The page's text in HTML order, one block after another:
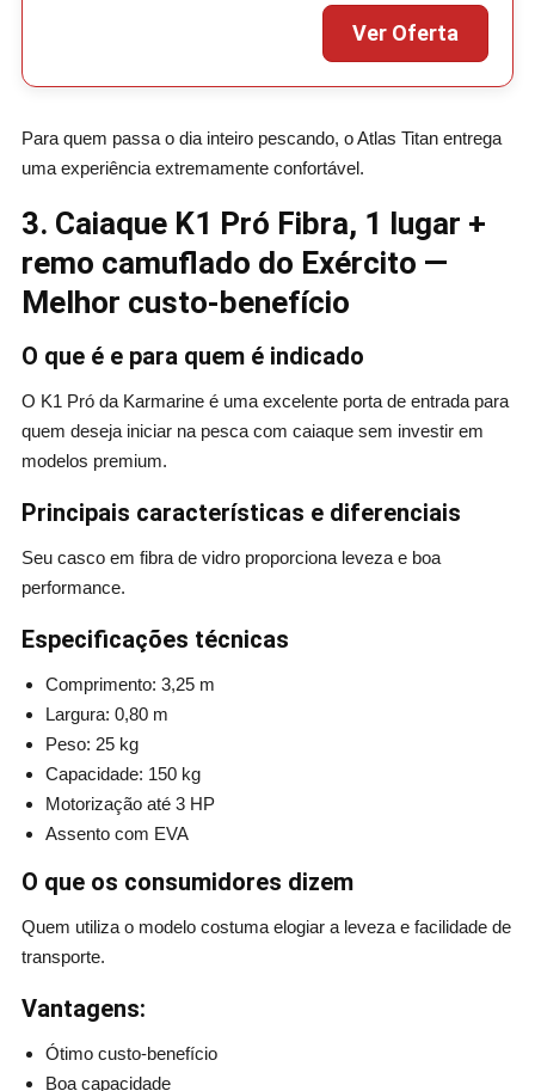
Para quem passa o dia inteiro pescando, o Atlas Titan entrega
uma experiência extremamente confortável.
3. Caiaque K1 Pró Fibra, 1 lugar +
remo camuflado do Exército —
Melhor custo-benefício
O que é e para quem é indicado
O K1 Pró da Karmarine é uma excelente porta de entrada para
quem deseja iniciar na pesca com caiaque sem investir em
modelos premium.
Principais características e diferenciais
Seu casco em fibra de vidro proporciona leveza e boa
performance.
Especificações técnicas
Comprimento: 3,25 m
Largura: 0,80 m
Peso: 25 kg
Capacidade: 150 kg
Motorização até 3 HP
Assento com EVA
O que os consumidores dizem
Quem utiliza o modelo costuma elogiar a leveza e facilidade de
transporte.
Vantagens:
Ótimo custo-benefício
Boa capacidade